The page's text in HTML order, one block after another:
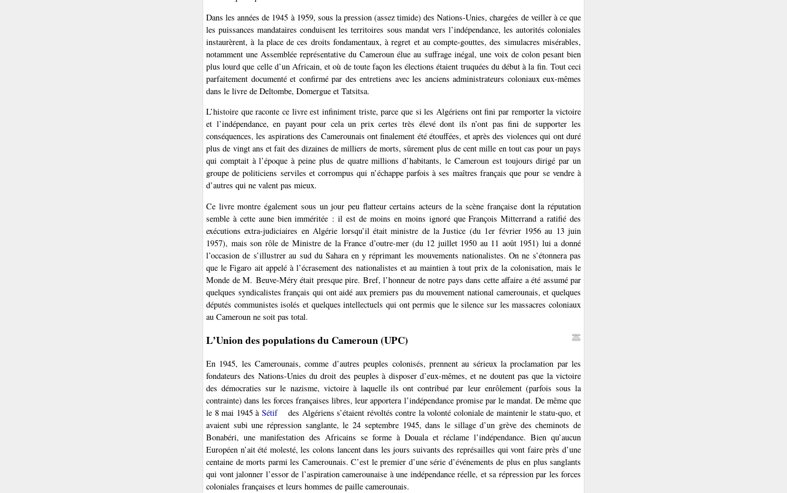
Dans les années de 1945 à 1959, sous la pression (assez timide) des Nations-Unies, chargées de veiller à ce que
les puissances mandataires conduisent les territoires sous mandat vers l’indépendance, les autorités coloniales
instaurèrent, à la place de ces droits fondamentaux, à regret et au compte-gouttes, des simulacres misérables,
notamment une Assemblée représentative du Cameroun élue au suffrage inégal, une voix de colon pesant bien
plus lourd que celle d’un Africain, et où de toute façon les élections étaient truquées du début à la fin. Tout ceci
parfaitement documenté et confirmé par des entretiens avec les anciens administrateurs coloniaux eux-mêmes
dans le livre de Deltombe, Domergue et Tatsitsa.
L’histoire que raconte ce livre est infiniment triste, parce que si les Algériens ont fini par remporter la victoire
et l’indépendance, en payant pour cela un prix certes très élevé dont ils n’ont pas fini de supporter les
conséquences, les aspirations des Camerounais ont finalement été étouffées, et après des violences qui ont duré
plus de vingt ans et fait des dizaines de milliers de morts, sûrement plus de cent mille en tout cas pour un pays
qui comptait à l’époque à peine plus de quatre millions d’habitants, le Cameroun est toujours dirigé par un
groupe de politiciens serviles et corrompus qui n’échappe parfois à ses maîtres français que pour se vendre à
d’autres qui ne valent pas mieux.
Ce livre montre également sous un jour peu flatteur certains acteurs de la scène française dont la réputation
semble à cette aune bien imméritée : il est de moins en moins ignoré que François Mitterrand a ratifié des
exécutions extra-judiciaires en Algérie lorsqu’il était ministre de la Justice (du 1er février 1956 au 13 juin
1957), mais son rôle de Ministre de la France d’outre-mer (du 12 juillet 1950 au 11 août 1951) lui a donné
l’occasion de s’illustrer au sud du Sahara en y réprimant les mouvements nationalistes. On ne s’étonnera pas
que le Figaro ait appelé à l’écrasement des nationalistes et au maintien à tout prix de la colonisation, mais le
Monde de M. Beuve-Méry était presque pire. Bref, l’honneur de notre pays dans cette affaire a été assumé par
quelques syndicalistes français qui ont aidé aux premiers pas du mouvement national camerounais, et quelques
députés communistes isolés et quelques intellectuels qui ont permis que le silence sur les massacres coloniaux
au Cameroun ne soit pas total.
L’Union des populations du Cameroun (UPC)
En 1945, les Camerounais, comme d’autres peuples colonisés, prennent au sérieux la proclamation par les
fondateurs des Nations-Unies du droit des peuples à disposer d’eux-mêmes, et ne doutent pas que la victoire
des démocraties sur le nazisme, victoire à laquelle ils ont contribué par leur enrôlement (parfois sous la
contrainte) dans les forces françaises libres, leur apportera l’indépendance promise par le mandat. De même que
le 8 mai 1945 à Sétif
des Algériens s’étaient révoltés contre la volonté coloniale de maintenir le statu-quo, et
avaient subi une répression sanglante, le 24 septembre 1945, dans le sillage d’un grève des cheminots de
Bonabéri, une manifestation des Africains se forme à Douala et réclame l’indépendance. Bien qu’aucun
Européen n’ait été molesté, les colons lancent dans les jours suivants des représailles qui vont faire près d’une
centaine de morts parmi les Camerounais. C’est le premier d’une série d’événements de plus en plus sanglants
qui vont jalonner l’essor de l’aspiration camerounaise à une indépendance réelle, et sa répression par les forces
coloniales françaises et leurs hommes de paille camerounais.